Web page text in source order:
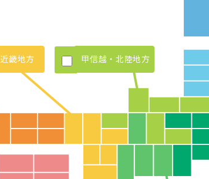
近畿地方 甲信越・北陸地方